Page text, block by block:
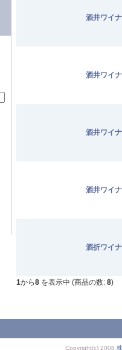
酒井ワイ
酒井ワイ
酒井ワイ
酒井ワイ
酒折ワイ
1から8 を表示中 (商品の数: 8)
Copyright(c) 2008